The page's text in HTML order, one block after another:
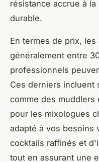
résistance accrue à
durable.
En termes de prix,
généralement entre
professionnels
Ces derniers incluent
comme des
pour les mixologues
adapté à vos besoins
cocktails raffinés et
tout en assurant une